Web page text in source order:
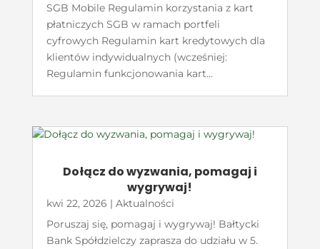
SGB Mobile Regulamin korzystania z kart
płatniczych SGB w ramach portfeli
cyfrowych Regulamin kart kredytowych dla
klientów indywidualnych (wcześniej:
Regulamin funkcjonowania kart...
Dołącz do wyzwania, pomagaj i
wygrywaj!
kwi 22, 2026 | Aktualności
Poruszaj się, pomagaj i wygrywaj! Bałtycki
Bank Spółdzielczy zaprasza do udziału w 5.